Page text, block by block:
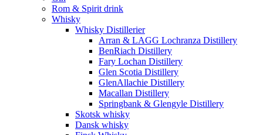
Rom & Spirit drink
Whisky
Whisky Distillerier
Arran & LAGG Lochranza Distillery
BenRiach Distillery
Fary Lochan Distillery
Glen Scotia Distillery
GlenAllachie Distillery
Macallan Distillery
Springbank & Glengyle Distillery
Skotsk whisky
Dansk whisky